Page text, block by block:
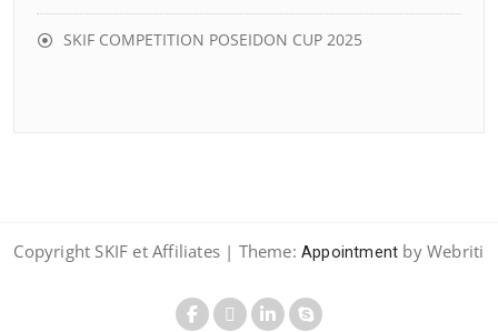
SKIF COMPETITION POSEIDON CUP 2025
Copyright SKIF et Affiliates | Theme: Appointment by Webriti